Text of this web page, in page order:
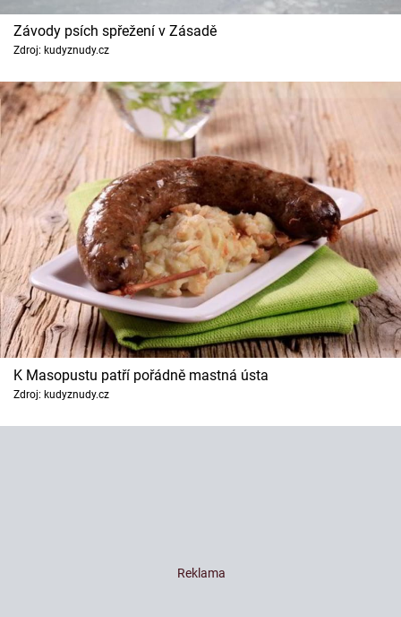
Závody psích spřežení v Zásadě
Zdroj: kudyznudy.cz
K Masopustu patří pořádně mastná ústa
Zdroj: kudyznudy.cz